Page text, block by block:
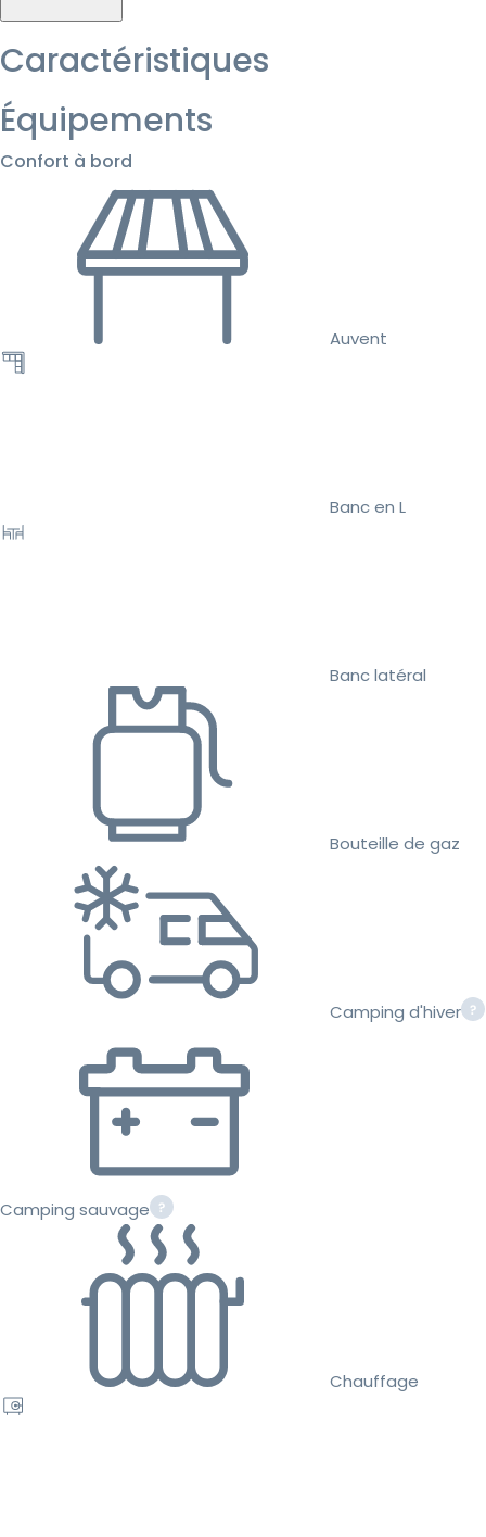
Caractéristiques
Équipements
Confort à bord
Auvent
Banc en L
Banc latéral
Bouteille de gaz
Camping d'hiver
Camping sauvage
Chauffage